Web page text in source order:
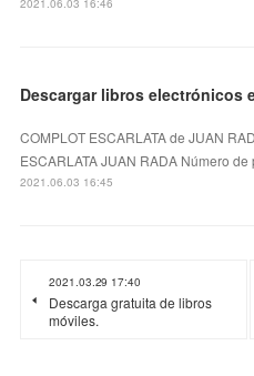
2021.06.03 16:46
Descargar libros electrónicos
COMPLOT ESCARLATA de JUAN
ESCARLATA JUAN RADA Número
2021.06.03 16:45
2021.03.29 17:40
Descarga gratuita de libros
móviles.